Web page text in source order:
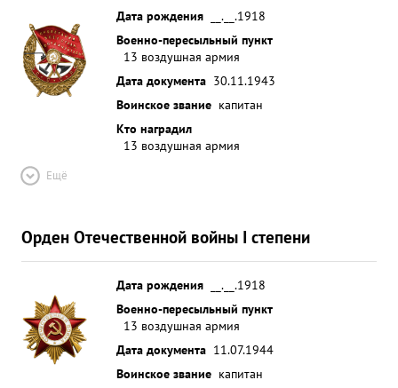
Дата рождения
__.__.1918
Военно-пересыльный пункт
13 воздушная армия
Дата документа 30.11.1943
Воинское звание капитан
Кто наградил
13 воздушная армия
Ещё
Орден Отечественной войны I степени
Дата рождения
__.__.1918
Военно-пересыльный пункт
13 воздушная армия
Дата документа 11.07.1944
Воинское звание капитан